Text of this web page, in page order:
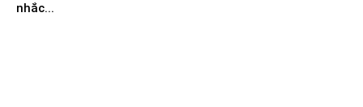
nhắc...